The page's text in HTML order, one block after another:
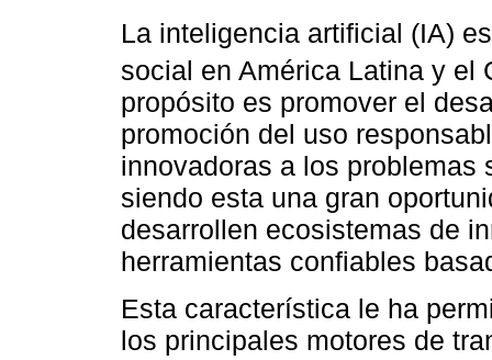
La inteligencia artificial (IA)
social en América Latina y el
propósito es promover el
promoción del uso
innovadoras a los
siendo esta una gran
desarrollen ecosistemas de
herramientas confiables
Esta característica le ha
los principales motores de